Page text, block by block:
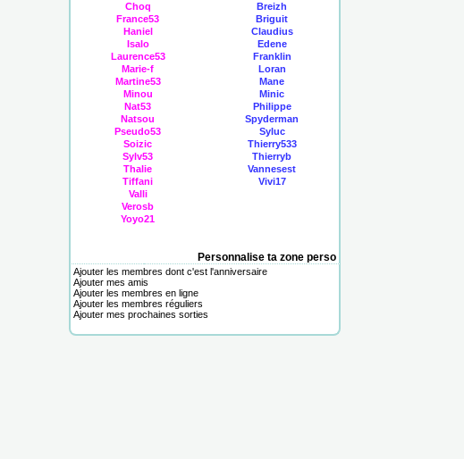
Choq
Breizh
France53
Briguit
Haniel
Claudius
Isalo
Edene
Laurence53
Franklin
Marie-f
Loran
Martine53
Mane
Minou
Minic
Nat53
Philippe
Natsou
Spyderman
Pseudo53
Syluc
Soizic
Thierry533
Sylv53
Thierryb
Thalie
Vannesest
Tiffani
Vivi17
Valli
Verosb
Yoyo21
Personnalise ta zone perso
Ajouter les membres dont c'est l'anniversaire
Ajouter mes amis
Ajouter les membres en ligne
Ajouter les membres réguliers
Ajouter mes prochaines sorties